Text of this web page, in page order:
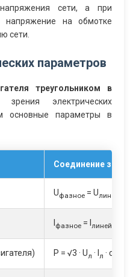
сети, а при
напряжение на обмотке
сети.
параметров
треугольником в
электрических
основные параметры в
Соединение
Uфазное = Uлинейное
Iфазное = Iлинейное
P = √3 · Uл · Iл · cosφ